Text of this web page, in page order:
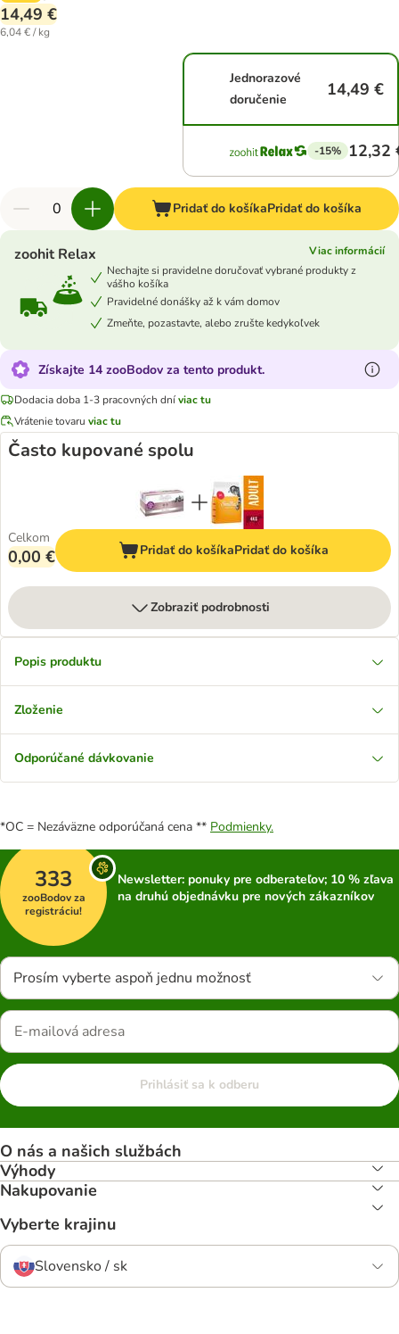
14,49 €
6,04 € / kg
Jednorazové
doručenie
14,49 €
-15% 12,32
Pridať do košíkaPridať do košíka
zoohit Relax
Viac informácií
Nechajte si pravidelne doručovať vybrané produkty z
vášho košíka
Pravidelné donášky až k vám domov
Zmeňte, pozastavte, alebo zrušte kedykoľvek
Získajte 14 zooBodov za tento produkt.
Dodacia doba 1-3 pracovných dníviac tu
Vrátenie tovaru viac tu
Často kupované spolu
Celkom
0,00 € Pridať do košíkaPridať do košíka
Zobraziť podrobnosti
Popis produktu
Zloženie
Odporúčané dávkovanie
*OC = Nezáväzne odporúčaná cena ** Podmienky.
333
zooBodov za
registráciu!
Newsletter: ponuky pre odberateľov; 10 % zľava
na druhú objednávku pre nových zákazníkov
Prosím vyberte aspoň jednu možnosť
Prihlásiť sa k odberu
O nás a našich službách
Výhody
Nakupovanie
Vyberte krajinu
Slovensko / sk